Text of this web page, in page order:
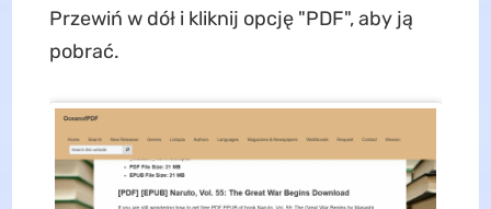
Przewiń w dół i kliknij opcję "PDF", aby ją
pobrać.